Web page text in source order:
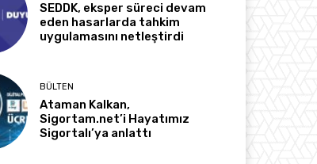
SEDDK, eksper süreci devam
eden hasarlarda tahkim
uygulamasını netleştirdi
BÜLTEN
Ataman Kalkan,
Sigortam.net’i Hayatımız
Sigortalı’ya anlattı